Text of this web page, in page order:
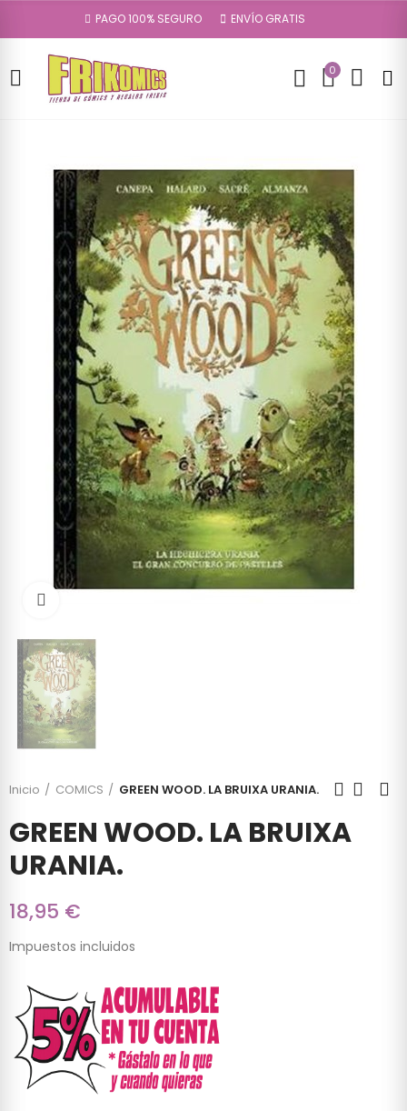
PAGO 100% SEGURO ENVÍO GRATIS
0
Inicio COMICS GREEN WOOD. LA BRUIXA URANIA.
GREEN WOOD. LA BRUIXA
URANIA.
18,95 €
Impuestos incluidos